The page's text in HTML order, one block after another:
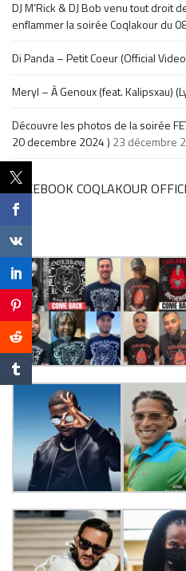
DJ M’Rick & DJ Bob venu tout droit
enflammer la soirée Coqlakour du
Di Panda – Petit Coeur (Official
Meryl – À Genoux (feat. Kalipsxau)
Découvre les photos de la soirée
20 decembre 2024 ) 23 décembre
FACEBOOK COQLAKOUR